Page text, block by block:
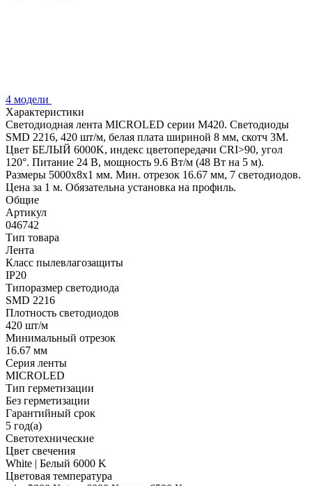
4 модели
Характеристики
Светодиодная лента MICROLED серии M420. Светодиоды
SMD 2216, 420 шт/м, белая плата шириной 8 мм, скотч 3M.
Цвет БЕЛЫЙ 6000K, индекс цветопередачи CRI>90, угол
120°. Питание 24 В, мощность 9.6 Вт/м (48 Вт на 5 м).
Размеры 5000x8x1 мм. Мин. отрезок 16.67 мм, 7 светодиодов.
Цена за 1 м. Обязательна установка на профиль.
Общие
Артикул
046742
Тип товара
Лента
Класс пылевлагозащиты
IP20
Типоразмер светодиода
SMD 2216
Плотность светодиодов
420 шт/м
Минимальный отрезок
16.67 мм
Серия ленты
MICROLED
Тип герметизации
Без герметизации
Гарантийный срок
5 год(а)
Светотехнические
Цвет свечения
White | Белый 6000 K
Цветовая температура